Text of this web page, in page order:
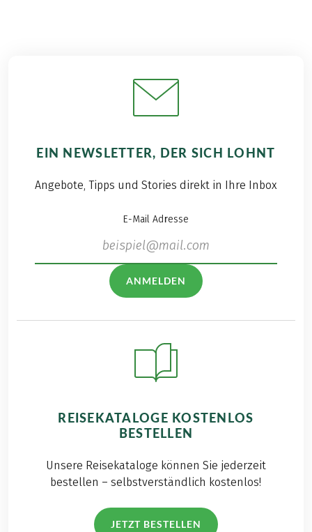
EIN NEWSLETTER, DER SICH LOHNT
Angebote, Tipps und Stories direkt in Ihre Inbox
E-Mail Adresse
ANMELDEN
REISEKATALOGE KOSTENLOS
BESTELLEN
Unsere Reisekataloge können Sie jederzeit
bestellen – selbstverständlich kostenlos!
JETZT BESTELLEN